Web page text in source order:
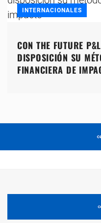
INTERNACIONALES
CON THE FUTURE
DISPOSICIÓN SU
FINANCIERA DE